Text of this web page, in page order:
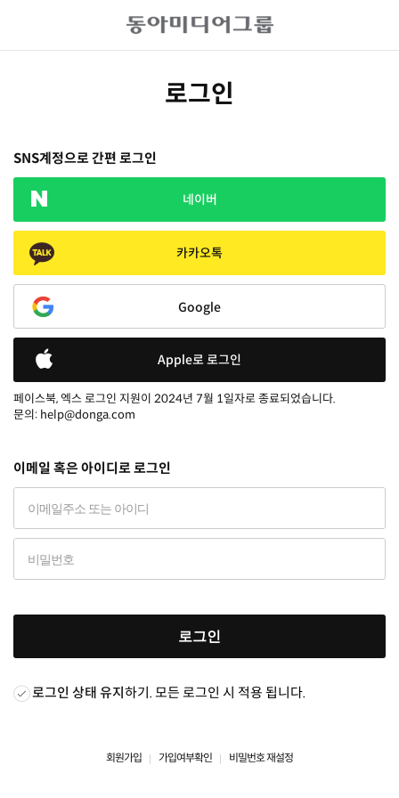
로그인
SNS계정으로 간편 로그인
네이버
카카오톡
Google
Apple로 로그인
페이스북, 엑스 로그인 지원이 2024년 7월 1일자로 종료되었습니다.
문의: help@donga.com
이메일 혹은 아이디로 로그인
로그인
로그인 상태 유지하기. 모든 로그인 시 적용 됩니다.
회원가입 가입여부확인 비밀번호 재설정